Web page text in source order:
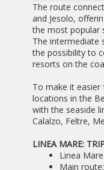
The route
and Jesolo,
the most popular
The intermediate
the possibility to
resorts on the
To make it
locations in the
with the seaside
Calalzo, Feltre,
LINEA MARE:
Linea
Main